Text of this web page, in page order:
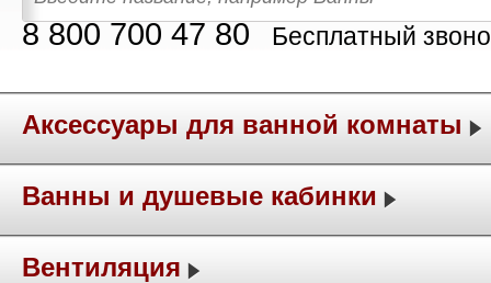
8 800 700 47 80 Бесплатный
Аксессуары для ванной комнаты
Ванны и душевые кабинки
Вентиляция